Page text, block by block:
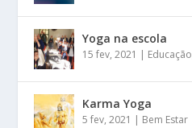
Yoga na escola
15 fev, 2021 | Educação
Karma Yoga
5 fev, 2021 | Bem Estar